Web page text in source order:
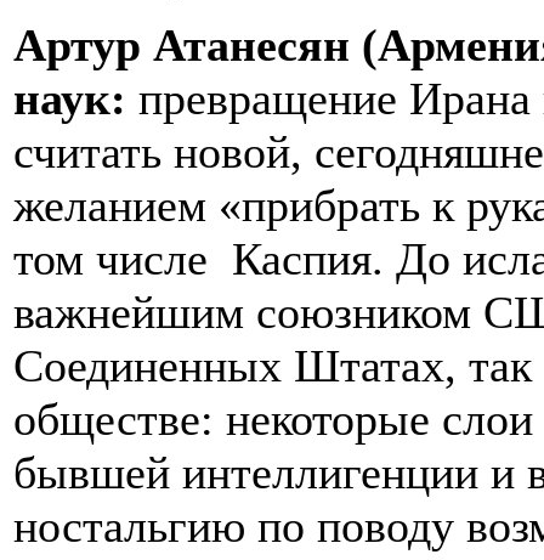
Артур Атанесян
наук: превращение
считать новой,
желанием «прибрать к
том числе Каспия. До
важнейшим союзником
Соединенных Штатах,
обществе: некоторые
бывшей интеллигенции и
ностальгию по поводу